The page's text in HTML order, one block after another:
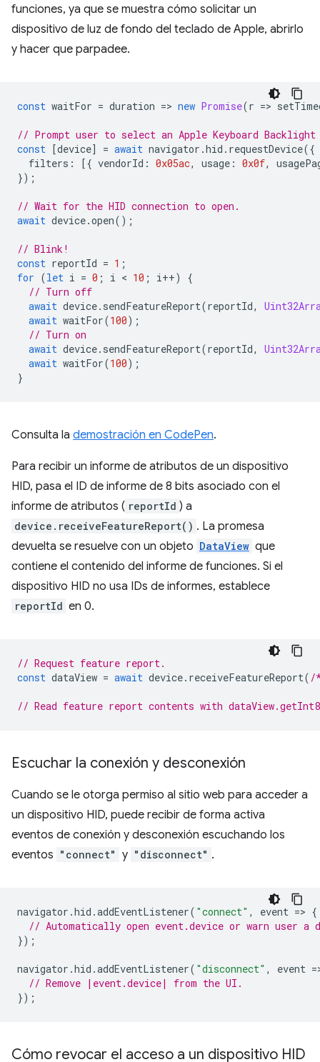
funciones, ya que se muestra cómo solicitar un
dispositivo de luz de fondo del teclado de Apple, abrirlo
y hacer que parpadee.
const waitFor = duration => new Promise(r =>
// Prompt user to select an Apple Keyboard
const [device] = await navigator .hid . requestDevice({
filters : [{ vendorId : 0x05ac, usage : 0x0f,
});
// Wait for the HID connection to open.
await device.open();
// Blink!
const reportId = 1 ;
for (let i = 0 ; i < 10 ; i++)
{
// Turn off
await device. sendFeatureReport(reportId,
await waitFor(100);
// Turn on
await device. sendFeatureReport(reportId,
await waitFor(100);
}
Consulta la demostración en CodePen.
Para recibir un informe de atributos de un dispositivo
HID, pasa el ID de informe de 8 bits asociado con el
informe de atributos ( reportId ) a
device.receiveFeatureReport() . La promesa
devuelta se resuelve con un objeto DataView que
contiene el contenido del informe de funciones. Si el
dispositivo HID no usa IDs de informes, establece
reportId en 0.
// Request feature report.
const dataView = await device. receiveFeatureReport( /
// Read feature report contents with
Escuchar la conexión y desconexión
Cuando se le otorga permiso al sitio web para acceder a
un dispositivo HID, puede recibir de forma activa
eventos de conexión y desconexión escuchando los
eventos "connect" y "disconnect" .
navigator .hid .addEventListener( "connect" , event => {
// Automatically open event.device or warn user
});
navigator .hid .addEventListener( "disconnect" , event =
// Remove |event.device| from the UI.
});
Cómo revocar el acceso a un dispositivo HID